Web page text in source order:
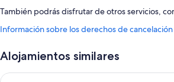
También podrás disfrutar de otros servicios,
Espacios sin humos, consigna de equipaje y
Información sobre los derechos de cancelación
Alojamientos similares
Leganés Urban Apartments by gaiarooms